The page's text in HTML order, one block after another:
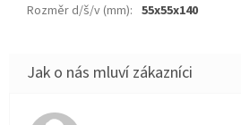
Rozměr d/š/v (mm): 55x55x140